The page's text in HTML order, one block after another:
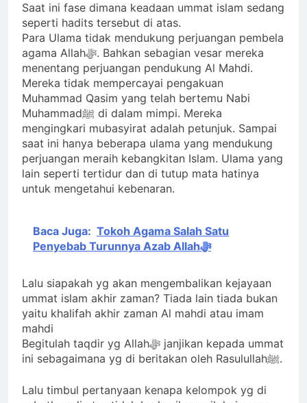
Saat ini fase dimana keadaan ummat islam sedang
seperti hadits tersebut di atas.
Para Ulama tidak mendukung perjuangan pembela
agama Allahﷻ. Bahkan sebagian vesar mereka
menentang perjuangan pendukung Al Mahdi.
Mereka tidak mempercayai pengakuan
Muhammad Qasim yang telah bertemu Nabi
Muhammadﷺ di dalam mimpi. Mereka
mengingkari mubasyirat adalah petunjuk. Sampai
saat ini hanya beberapa ulama yang mendukung
perjuangan meraih kebangkitan Islam. Ulama yang
lain seperti tertidur dan di tutup mata hatinya
untuk mengetahui kebenaran.
Baca Juga: Tokoh Agama Salah Satu
Penyebab Turunnya Azab Allahﷻ
Lalu siapakah yg akan mengembalikan kejayaan
ummat islam akhir zaman? Tiada lain tiada bukan
yaitu khalifah akhir zaman Al mahdi atau imam
mahdi
Begitulah taqdir yg Allahﷻ janjikan kepada ummat
ini sebagaimana yg di beritakan oleh Rasulullahﷺ.
Lalu timbul pertanyaan kenapa kelompok yg di